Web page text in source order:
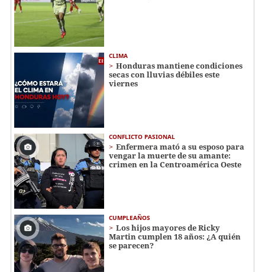
CLIMA
Honduras mantiene condiciones
secas con lluvias débiles este
viernes
CONFLICTO PASIONAL
Enfermera mató a su esposo para
vengar la muerte de su amante:
crimen en la Centroamérica Oeste
CUMPLEAÑOS
Los hijos mayores de Ricky
Martin cumplen 18 años: ¿A quién
se parecen?